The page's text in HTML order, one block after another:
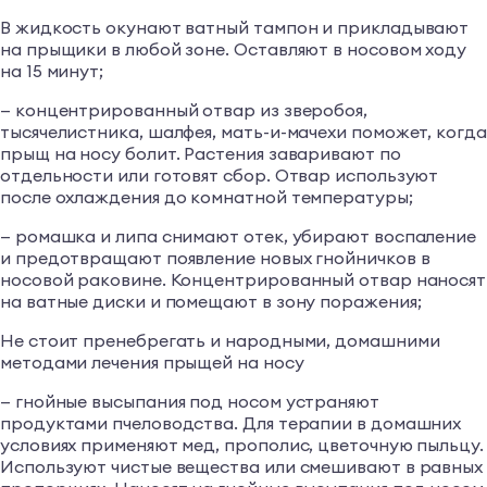
В жидкость окунают ватный тампон и прикладывают
на прыщики в любой зоне. Оставляют в носовом ходу
на 15 минут;
— концентрированный отвар из зверобоя,
тысячелистника, шалфея, мать-и-мачехи поможет, когда
прыщ на носу болит. Растения заваривают по
отдельности или готовят сбор. Отвар используют
после охлаждения до комнатной температуры;
— ромашка и липа снимают отек, убирают воспаление
и предотвращают появление новых гнойничков в
носовой раковине. Концентрированный отвар наносят
на ватные диски и помещают в зону поражения;
Не стоит пренебрегать и народными, домашними
методами лечения прыщей на носу
— гнойные высыпания под носом устраняют
продуктами пчеловодства. Для терапии в домашних
условиях применяют мед, прополис, цветочную пыльцу.
Используют чистые вещества или смешивают в равных